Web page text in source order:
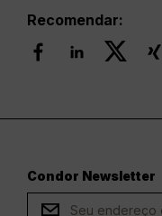
Recomendar:
Condor Newsletter